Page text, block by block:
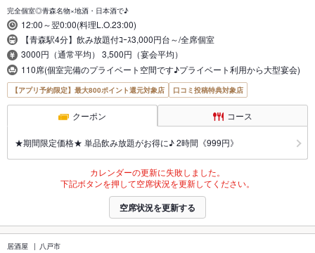
完全個室◎青森名物×地酒・日本酒で♪
12:00～翌0:00(料理L.O.23:00)
【青森駅4分】飲み放題付ｺｰｽ3,000円台～/全席個室
3000円（通常平均） 3,500円（宴会平均）
110席(個室完備のプライベート空間です♪プライベート利用から大型宴会)
【アプリ予約限定】最大800ポイント還元対象店 口コミ投稿特典対象店
クーポン コース
★期間限定価格★ 単品飲み放題がお得に♪ 2時間《999円》
カレンダーの更新に失敗しました。
下記ボタンを押して空席状況を更新してください。
空席状況を更新する
居酒屋 八戸市